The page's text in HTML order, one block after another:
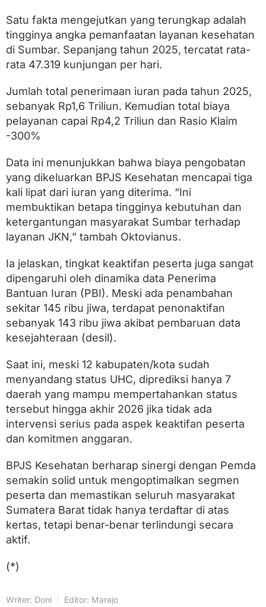
Satu fakta mengejutkan yang terungkap adalah
tingginya angka pemanfaatan layanan kesehatan
di Sumbar. Sepanjang tahun 2025, tercatat rata-
rata 47.319 kunjungan per hari.
Jumlah total penerimaan iuran pada tahun 2025,
sebanyak Rp1,6 Triliun. Kemudian total biaya
pelayanan capai Rp4,2 Triliun dan Rasio Klaim
-300%
Data ini menunjukkan bahwa biaya pengobatan
yang dikeluarkan BPJS Kesehatan mencapai tiga
kali lipat dari iuran yang diterima. “Ini
membuktikan betapa tingginya kebutuhan dan
ketergantungan masyarakat Sumbar terhadap
layanan JKN,” tambah Oktovianus.
Ia jelaskan, tingkat keaktifan peserta juga sangat
dipengaruhi oleh dinamika data Penerima
Bantuan Iuran (PBI). Meski ada penambahan
sekitar 145 ribu jiwa, terdapat penonaktifan
sebanyak 143 ribu jiwa akibat pembaruan data
kesejahteraan (desil).
Saat ini, meski 12 kabupaten/kota sudah
menyandang status UHC, diprediksi hanya 7
daerah yang mampu mempertahankan status
tersebut hingga akhir 2026 jika tidak ada
intervensi serius pada aspek keaktifan peserta
dan komitmen anggaran.
BPJS Kesehatan berharap sinergi dengan Pemda
semakin solid untuk mengoptimalkan segmen
peserta dan memastikan seluruh masyarakat
Sumatera Barat tidak hanya terdaftar di atas
kertas, tetapi benar-benar terlindungi secara
aktif.
(*)
Writer: Doni Editor: Marajo